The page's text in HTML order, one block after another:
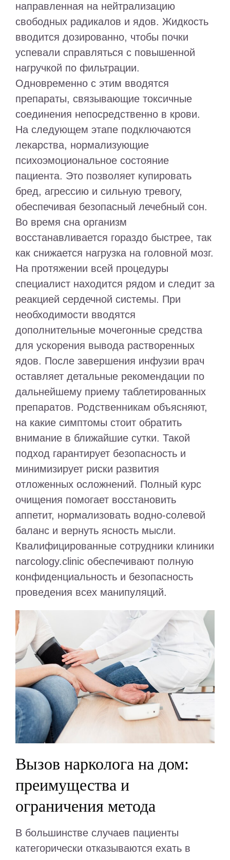
направленная на нейтрализацию
свободных радикалов и ядов. Жидкость
вводится дозированно, чтобы почки
успевали справляться с повышенной
нагручкой по фильтрации.
Одновременно с этим вводятся
препараты, связывающие токсичные
соединения непосредственно в крови.
На следующем этапе подключаются
лекарства, нормализующие
психоэмоциональное состояние
пациента. Это позволяет купировать
бред, агрессию и сильную тревогу,
обеспечивая безопасный лечебный сон.
Во время сна организм
восстанавливается гораздо быстрее, так
как снижается нагрузка на головной мозг.
На протяжении всей процедуры
специалист находится рядом и следит за
реакцией сердечной системы. При
необходимости вводятся
дополнительные мочегонные средства
для ускорения вывода растворенных
ядов. После завершения инфузии врач
оставляет детальные рекомендации по
дальнейшему приему таблетированных
препаратов. Родственникам объясняют,
на какие симптомы стоит обратить
внимание в ближайшие сутки. Такой
подход гарантирует безопасность и
минимизирует риски развития
отложенных осложнений. Полный курс
очищения помогает восстановить
аппетит, нормализовать водно-солевой
баланс и вернуть ясность мысли.
Квалифицированные сотрудники клиники
narcology.clinic обеспечивают полную
конфиденциальность и безопасность
проведения всех манипуляций.
Вызов нарколога на дом:
преимущества и
ограничения метода
В большинстве случаев пациенты
категорически отказываются ехать в